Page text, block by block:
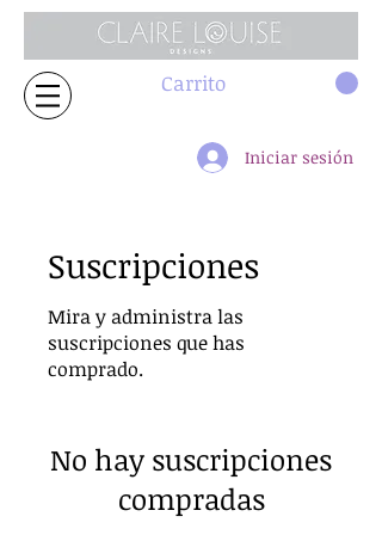
Carrito
Iniciar sesión
Suscripciones
Mira y administra las
suscripciones que has
comprado.
No hay suscripciones
compradas